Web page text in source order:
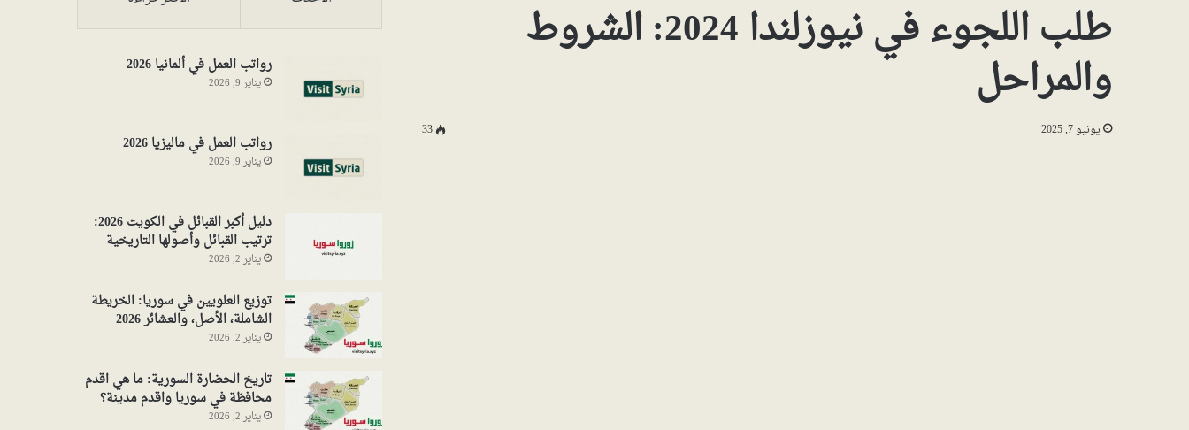
طلب اللجوء في نيوزلندا 2024: الشروط
والمراحل
يونيو 7, 2025 33
رواتب العمل في ألمانيا 2026
يناير 9, 2026
رواتب العمل في ماليزيا 2026
يناير 9, 2026
دليل أكبر القبائل في الكويت 2026:
ترتيب القبائل وأصولها التاريخية
يناير 2, 2026
توزيع العلويين في سوريا: الخريطة
الشاملة، الأصل، والعشائر 2026
يناير 2, 2026
تاريخ الحضارة السورية: ما هي اقدم
محافظة في سوريا واقدم مدينة؟
يناير 2, 2026